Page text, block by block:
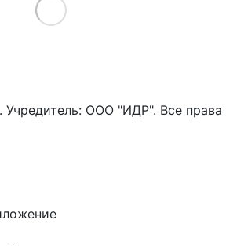
Load More
Учредитель: ООО "ИДР". Все права